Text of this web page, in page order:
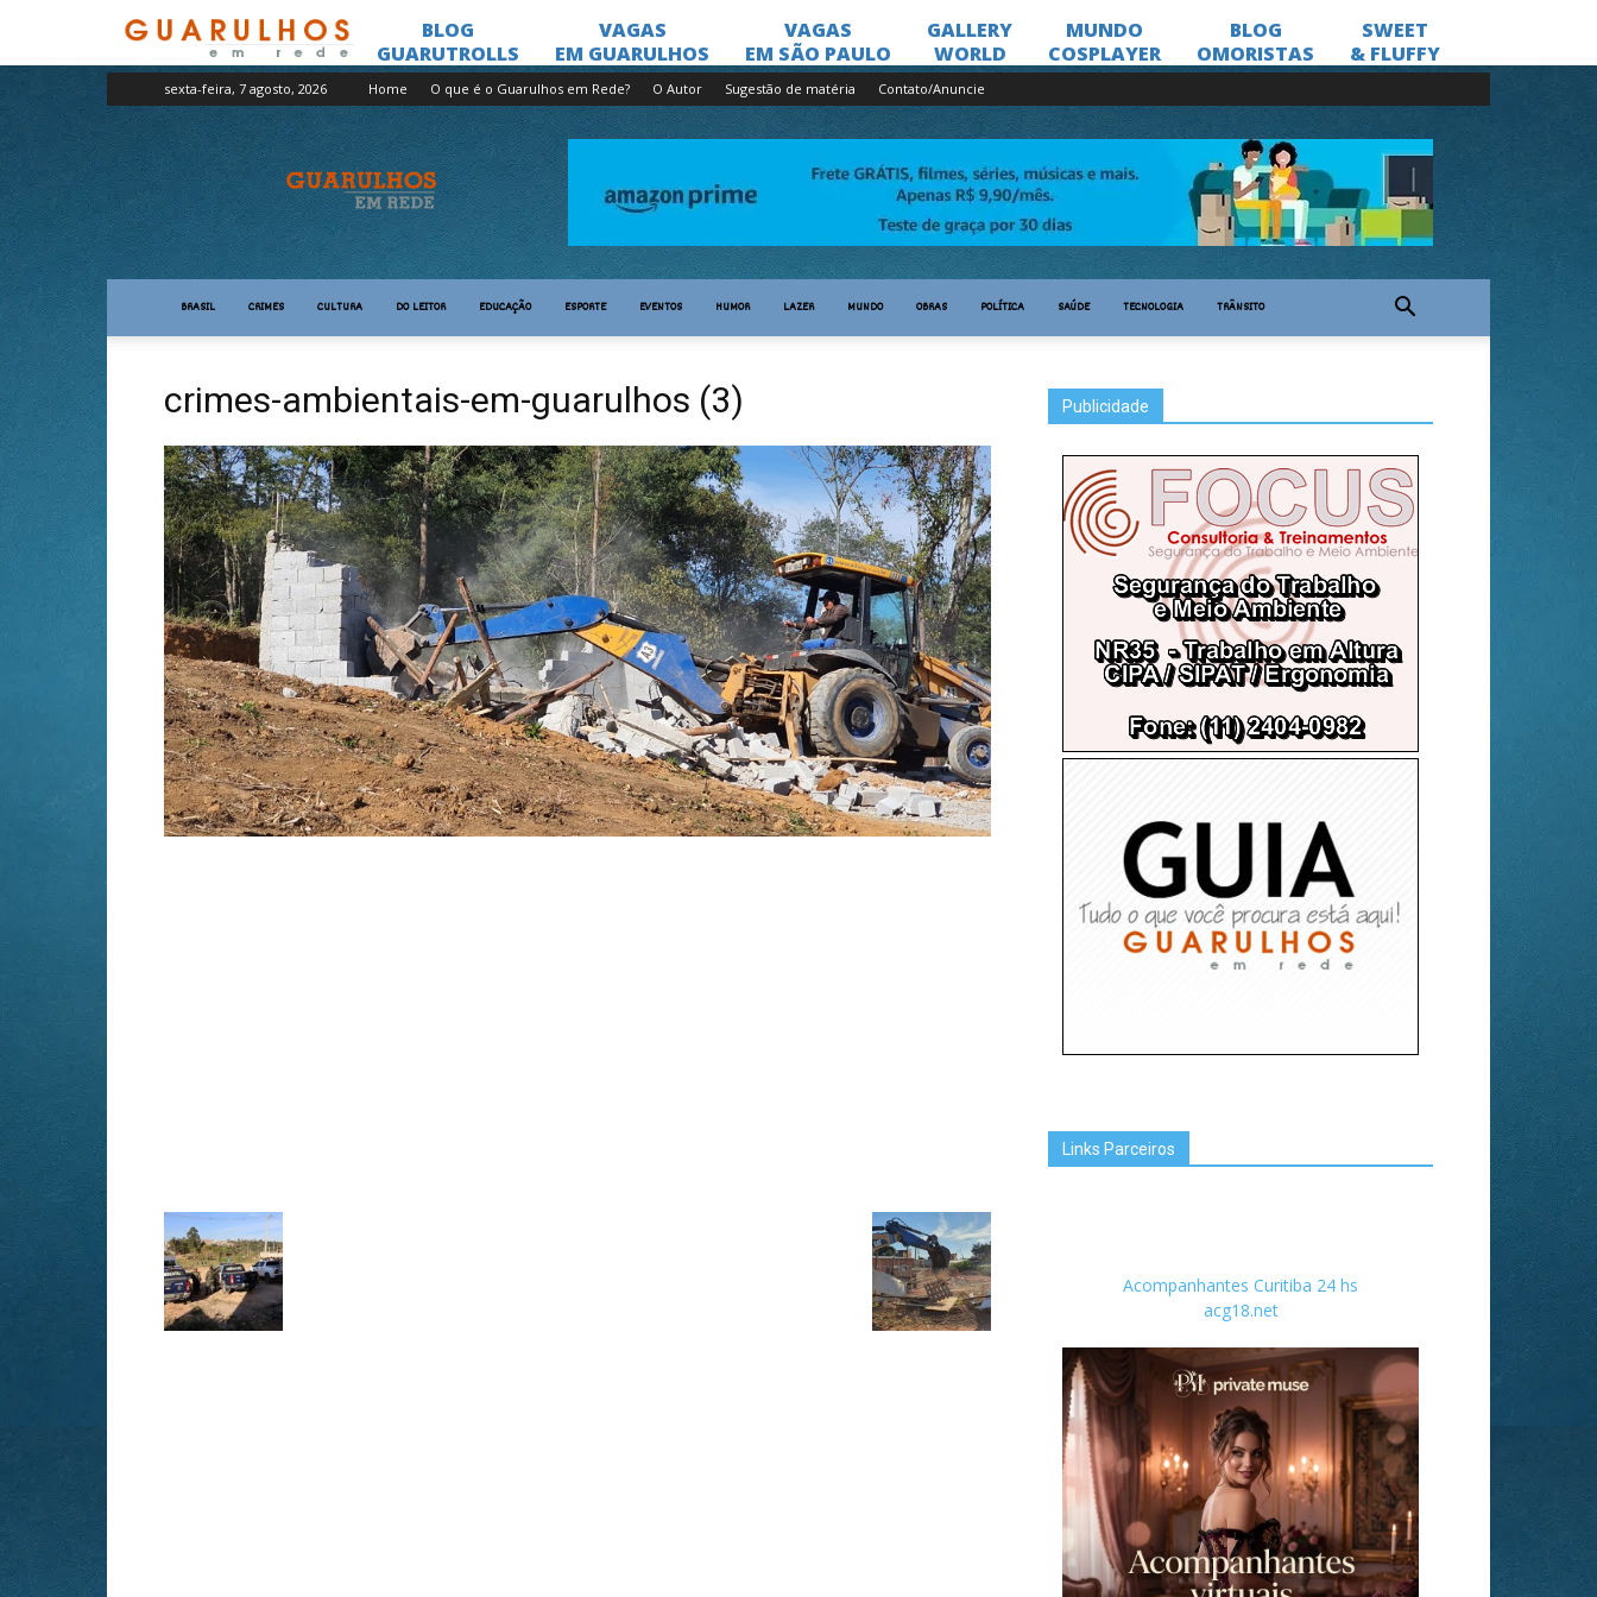
sexta-feira, 7 agosto, 2026 Home O que é o Guarulhos em Rede? O Autor Sugestão de matéria Contato/Anuncie
Guarulhos
em
Rede
BRASIL CRIMES CULTURA DO LEITOR EDUCAÇÃO ESPORTE EVENTOS HUMOR LAZER MUNDO OBRAS POLÍTICA SAÚDE TECNOLOGIA TRÂNSITO
crimes-ambientais-em-guarulhos (3) Publicidade
Links Parceiros
Acompanhantes Curitiba 24 hs
acg18.net